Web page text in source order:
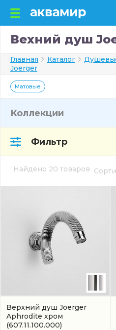
Вехний душ
Главная Каталог
Joerger
Матовые
Коллекции
Фильтр
Найдено 20 товаров
Верхний душ Joerger
Aphrodite хром
(607.11.100.000)